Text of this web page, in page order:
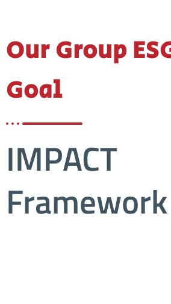
Our Group
Goal
IMPACT
Framework